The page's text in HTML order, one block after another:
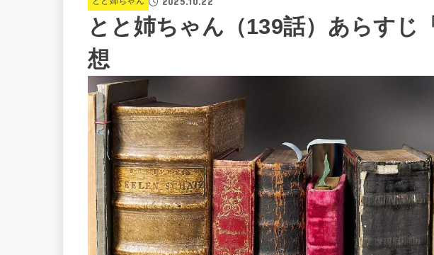
とと姉ちゃん（139話）あらすじ
想